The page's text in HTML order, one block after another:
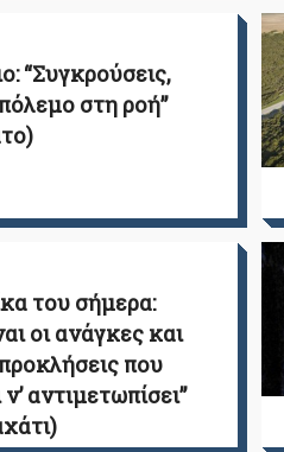
“Συγκρούσεις,
στη ροή”
του σήμερα:
οι ανάγκες και
που
αντιμετωπίσει”